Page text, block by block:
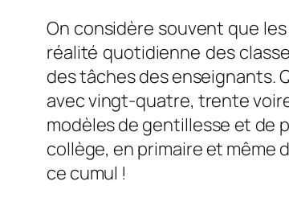
On considère souvent que
réalité quotidienne des
des tâches des enseignants.
avec vingt-quatre, trente
modèles de gentillesse et de
collège, en primaire et même
ce cumul !